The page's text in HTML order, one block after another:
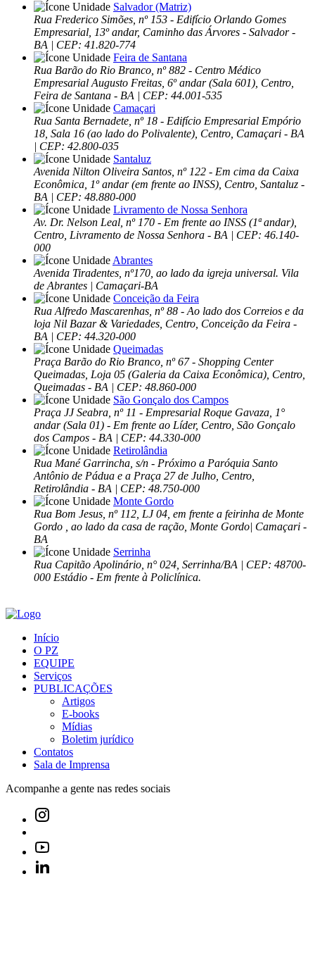
Salvador (Matriz)
Rua Frederico Simões, nº 153 - Edifício Orlando Gomes
Empresarial, 13º andar, Caminho das Árvores - Salvador -
BA | CEP: 41.820-774
Feira de Santana
Rua Barão do Rio Branco, nº 882 - Centro Médico
Empresarial Augusto Freitas, 6º andar (Sala 601), Centro,
Feira de Santana - BA | CEP: 44.001-535
Camaçari
Rua Santa Bernadete, nº 18 - Edifício Empresarial Empório
18, Sala 16 (ao lado do Polivalente), Centro, Camaçari - BA
| CEP: 42.800-035
Santaluz
Avenida Nilton Oliveira Santos, nº 122 - Em cima da Caixa
Econômica, 1º andar (em frente ao INSS), Centro, Santaluz -
BA | CEP: 48.880-000
Livramento de Nossa Senhora
Av. Dr. Nelson Leal, nº 170 - Em frente ao INSS (1ª andar),
Centro, Livramento de Nossa Senhora - BA | CEP: 46.140-
000
Abrantes
Avenida Tiradentes, nº170, ao lado da igreja universal. Vila
de Abrantes | Camaçari-BA
Conceição da Feira
Rua Alfredo Mascarenhas, nº 88 - Ao lado dos Correios e da
loja Nil Bazar & Variedades, Centro, Conceição da Feira -
BA | CEP: 44.320-000
Queimadas
Praça Barão do Rio Branco, nº 67 - Shopping Center
Queimadas, Loja 05 (Galeria da Caixa Econômica), Centro,
Queimadas - BA | CEP: 48.860-000
São Gonçalo dos Campos
Praça JJ Seabra, nº 11 - Empresarial Roque Gavaza, 1°
andar (Sala 01) - Em frente ao Líder, Centro, São Gonçalo
dos Campos - BA | CEP: 44.330-000
Retirolândia
Rua Mané Garrincha, s/n - Próximo a Paróquia Santo
Antônio de Pádua e a Praça 27 de Julho, Centro,
Retirolândia - BA | CEP: 48.750-000
Monte Gordo
Rua Bom Jesus, nº 112, LJ 04, em frente a feirinha de Monte
Gordo , ao lado da casa de ração, Monte Gordo| Camaçari -
BA
Serrinha
Rua Capitão Apolinário, n° 024, Serrinha/BA | CEP: 48700-
000 Estádio - Em frente à Policlínica.
Início
O PZ
EQUIPE
Serviços
PUBLICAÇÕES
Artigos
E-books
Mídias
Boletim jurídico
Contatos
Sala de Imprensa
Acompanhe a gente nas redes sociais